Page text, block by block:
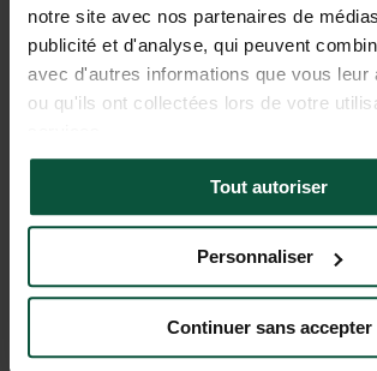
notre site avec nos partenaires de
publicité et d'analyse, qui peuvent
avec d'autres informations que vous leur
ou qu'ils ont collectées lors de votre
Tout autoriser
Personnaliser
Continuer sans accepter